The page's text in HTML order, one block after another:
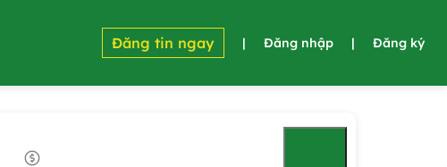
Đăng tin ngay | Đăng nhập | Đăng ký